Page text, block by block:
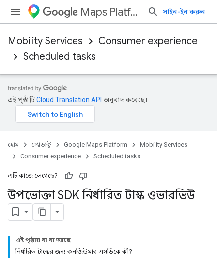
Maps Platform সাইন-ইন করুন
Mobility Services
Consumer experience
Scheduled tasks
এই পৃষ্ঠাটিCloud Translation API অনুবাদ করেছে।
হোম প্রোডাক্ট Google Maps Platform
Mobility Services
Consumer experience
Scheduled tasks
এটি কাজে লেগেছে?
উপভোক্তা SDK নির্ধারিত টাস্ক ওভারভিউ
এই পৃষ্ঠায় যা যা আছে
নির্ধারিত টাস্কের জন্য কনজিউমার এসডিকে কী?